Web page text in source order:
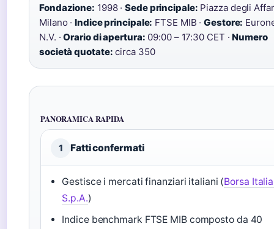
Fondazione: 1998 ·Sede principale: Piazza degli
Milano ·Indice principale: FTSE MIB ·Gestore:
N.V. ·Orario di apertura: 09:00 – 17:30 CET ·Numero
società quotate: circa 350
PANORAMICA RAPIDA
1 Fatti confermati
Gestisce i mercati finanziari italiani (Borsa
S.p.A.)
Indice benchmark FTSE MIB composto da 40